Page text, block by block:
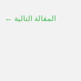
المقالة التالية ←